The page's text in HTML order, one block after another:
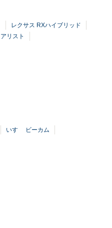
レクサス RXハイブリッド
リスト
いすゞ ビーカム